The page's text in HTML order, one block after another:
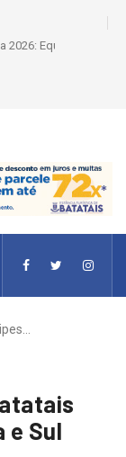
e entidade define
e Sul